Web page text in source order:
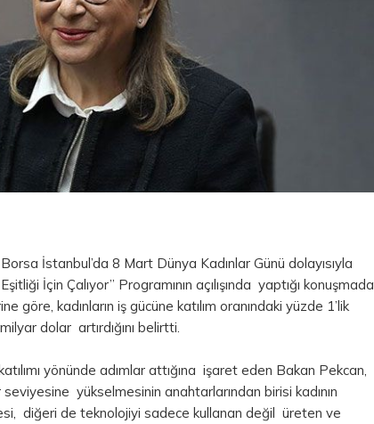
İstanbul’da 8 Mart Dünya Kadınlar Günü dolayısıyla
İçin Çalıyor” Programının açılışında yaptığı konuşmada,
göre, kadınların iş gücüne katılım oranındaki yüzde 1’lik
dolar artırdığını belirtti.
yönünde adımlar attığına işaret eden Bakan Pekcan,
yükselmesinin anahtarlarından birisi kadının
diğeri de teknolojiyi sadece kullanan değil üreten ve